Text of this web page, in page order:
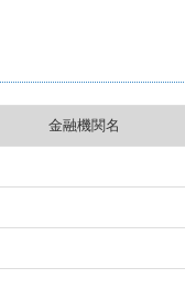
金融機関名